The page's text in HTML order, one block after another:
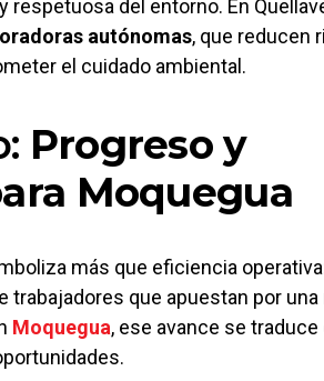
respetuosa del entorno. En
autónomas, que reducen
el cuidado ambiental.
Progreso y
Moquegua
más que eficiencia
que apuestan por una
Moquegua, ese avance se traduce